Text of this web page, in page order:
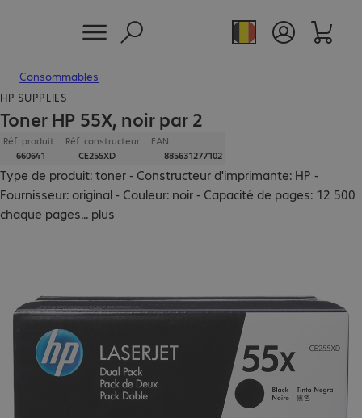
Consommables
HP SUPPLIES
Toner HP 55X, noir par 2
Réf. produit :
660641
Réf. constructeur :
CE255XD
EAN
885631277102
Type de produit: toner - Constructeur d'imprimante: HP -
Fournisseur: original - Couleur: noir - Capacité de pages: 12 500
chaque pages... plus